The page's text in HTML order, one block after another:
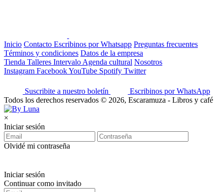
Inicio Contacto Escribinos por Whatsapp Preguntas frecuentes
Términos y condiciones Datos de la empresa
Tienda Talleres Intervalo Agenda cultural Nosotros
Instagram FacebookYouTube Spotify Twitter
Suscribite a nuestro boletín
Escribinos por WhatsApp
Todos los derechos reservados © 2026, Escaramuza - Libros y café
×
Iniciar sesión
Olvidé mi contraseña
Iniciar sesión
Continuar como invitado